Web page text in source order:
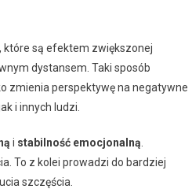
które są efektem zwiększonej
dystansem. Taki sposób
zmienia perspektywę na negatywne
i innych ludzi.
i stabilność emocjonalną
To z kolei prowadzi do bardziej
szczęścia.